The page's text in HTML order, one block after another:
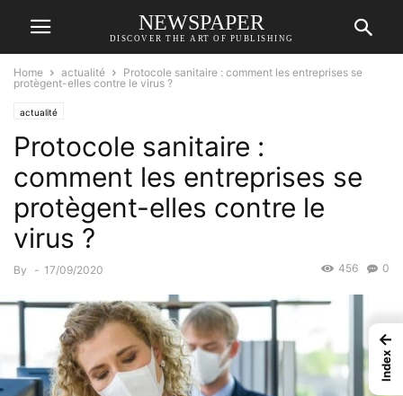
NEWSPAPER
DISCOVER THE ART OF PUBLISHING
Home actualité
Protocole sanitaire : comment les entreprises se
protègent-elles contre le virus ?
actualité
Protocole sanitaire :
comment les entreprises se
protègent-elles contre le
virus ?
By - 17/09/2020 0
456
←
Index